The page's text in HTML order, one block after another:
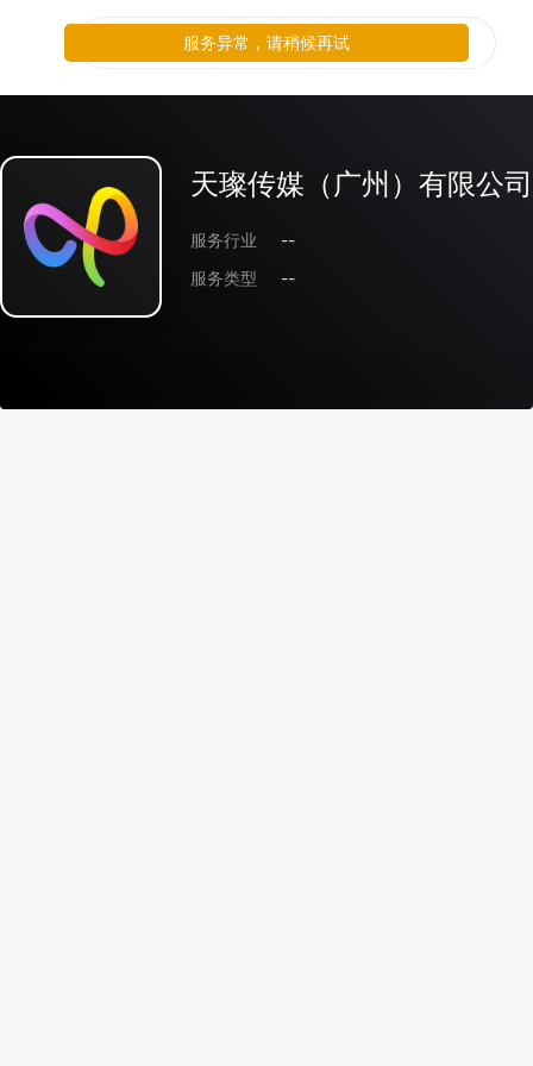
天璨传媒（广州）有限公司
服务行业
--
服务类型
--
服务异常，请稍候再试